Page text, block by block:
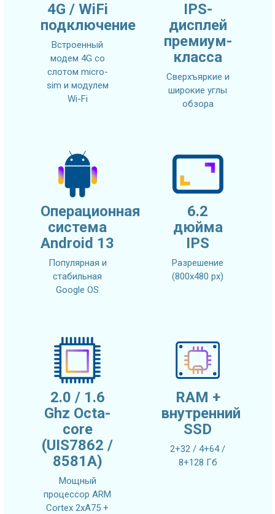
4G / WiFi
подключение
Встроенный
модем 4G со
слотом micro-
sim и модулем
Wi-Fi
IPS-
дисплей
премиум-
класса
Сверхъяркие и
широкие углы
обзора
Операционная
система
Android 13
Популярная и
стабильная
Google OS
6.2
дюйма
IPS
Разрешение
(800х480 px)
2.0 / 1.6
Ghz Octa-
core
(UIS7862 /
8581A)
Мощный
процессор ARM
Cortex 2xA75 +
RAM +
внутренний
SSD
2+32 / 4+64 /
8+128 Гб